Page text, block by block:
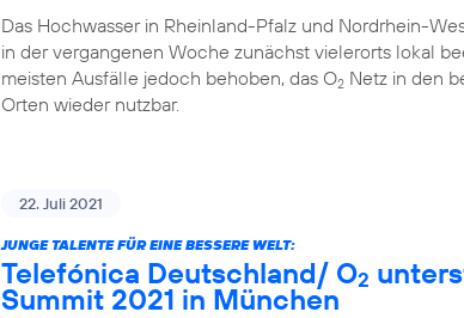
Das Hochwasser in Rheinland-Pfalz und Nordrhein-
in der vergangenen Woche zunächst vielerorts lokal
meisten Ausfälle jedoch behoben, das O2 Netz in den
Orten wieder nutzbar.
22. Juli 2021
JUNGE TALENTE FÜR EINE BESSERE WELT:
Telefónica Deutschland/ O2
Summit 2021 in München